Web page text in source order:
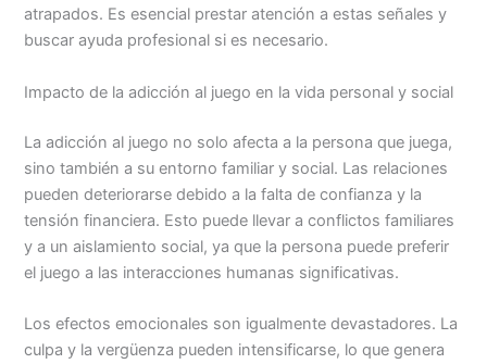
atrapados. Es esencial prestar atención a estas señales y
buscar ayuda profesional si es necesario.
Impacto de la adicción al juego en la vida personal y social
La adicción al juego no solo afecta a la persona que juega,
sino también a su entorno familiar y social. Las relaciones
pueden deteriorarse debido a la falta de confianza y la
tensión financiera. Esto puede llevar a conflictos familiares
y a un aislamiento social, ya que la persona puede preferir
el juego a las interacciones humanas significativas.
Los efectos emocionales son igualmente devastadores. La
culpa y la vergüenza pueden intensificarse, lo que genera